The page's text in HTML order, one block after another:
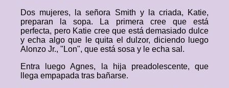
Dos mujeres, la señora Smith y la criada, Katie,
preparan la sopa. La primera cree que está
perfecta, pero Katie cree que está demasiado dulce
y echa algo que le quita el dulzor, diciendo luego
Alonzo Jr., "Lon", que está sosa y le echa sal.
Entra luego Agnes, la hija preadolescente, que
llega empapada tras bañarse.